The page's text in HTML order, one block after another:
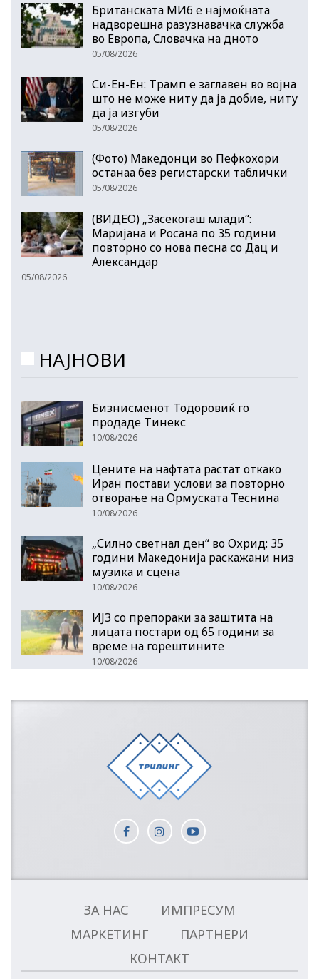
Британската МИ6 е најмоќната
надворешна разузнавачка служба
во Европа, Словачка на дното
05/08/2026
Си-Ен-Ен: Трамп е заглавен во војна
што не може ниту да ја добие, ниту
да ја изгуби
05/08/2026
(Фото) Македонци во Пефкохори
останаа без регистарски таблички
05/08/2026
(ВИДЕО) „Засекогаш млади“:
Маријана и Росана по 35 години
повторно со нова песна со Дац и
Александар
05/08/2026
НАЈНОВИ
Бизнисменот Тодоровиќ го
продаде Тинекс
10/08/2026
Цените на нафтата растат откако
Иран постави услови за повторно
отворање на Ормуската Теснина
10/08/2026
„Силно светнал ден“ во Охрид: 35
години Македонија раскажани низ
музика и сцена
10/08/2026
ИЈЗ со препораки за заштита на
лицата постари од 65 години за
време на горештините
10/08/2026
ЗА НАС
ИМПРЕСУМ
МАРКЕТИНГ
ПАРТНЕРИ
КОНТАКТ